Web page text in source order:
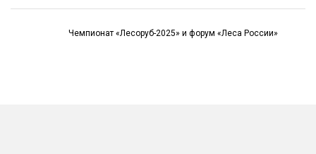
Чемпионат «Лесоруб-2025» и форум «Леса России»